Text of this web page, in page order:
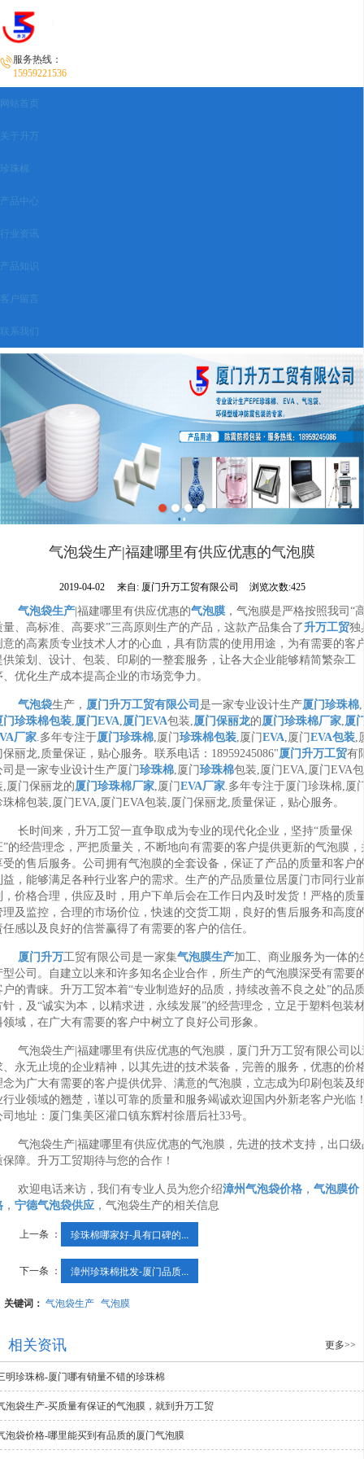
服务热线：
15959221536
网站首页
关于升万
珍珠棉
产品中心
行业资讯
产品知识
客户留言
联系我们
气泡袋生产|福建哪里有供应优惠的气泡膜
2019-04-02 来自: 厦门升万工贸有限公司 浏览次数:425
气泡袋生产|福建哪里有供应优惠的气泡膜，气泡膜是严格按照我司“
量、高标准、高要求”三高原则生产的产品，这款产品集合了升万工贸独
意的高素质专业技术人才的心血，具有防震的使用用途，为有需要的客
供策划、设计、包装、印刷的一整套服务，让各大企业能够精简繁杂工
、优化生产成本提高企业的市场竞争力。
气泡袋生产， 厦门升万工贸有限公司 是一家专业设计生产厦门珍珠棉,
门珍珠棉包装,厦门EVA,厦门EVA包装,厦门保丽龙的厦门珍珠棉厂家,厦
厂家.多年专注于厦门珍珠棉,厦门珍珠棉包装,厦门EVA,厦门EVA包装,
保丽龙,质量保证，贴心服务。联系电话：18959245086"厦门升万工贸有
司是一家专业设计生产厦门珍珠棉,厦门珍珠棉包装,厦门EVA,厦门EVA包
,厦门保丽龙的厦门珍珠棉厂家,厦门EVA厂家.多年专注于厦门珍珠棉,厦
珠棉包装,厦门EVA,厦门EVA包装,厦门保丽龙,质量保证，贴心服务。
长时间来，升万工贸一直争取成为专业的现代化企业，坚持“质量保
”的经营理念，严把质量关，不断地向有需要的客户提供更新的气泡膜，
受的售后服务。公司拥有气泡膜的全套设备，保证了产品的质量和客户
益，能够满足各种行业客户的需求。生产的产品质量位居厦门市同行业
，价格合理，供应及时，用户下单后会在工作日内及时发货！严格的质
理及监控，合理的市场价位，快速的交货工期，良好的售后服务和高度
任感以及良好的信誉赢得了有需要的客户的信任。
厦门升万工贸有限公司是一家集气泡膜生产加工、商业服务为一体的
型公司。自建立以来和许多知名企业合作，所生产的气泡膜深受有需要
户的青睐。升万工贸本着“专业制造好的品质，持续改善不良之处”的品
针，及“诚实为本，以精求进，永续发展”的经营理念，立足于塑料包装
领域，在广大有需要的客户中树立了良好公司形象。
气泡袋生产|福建哪里有供应优惠的气泡膜，厦门升万工贸有限公司以
、永无止境的企业精神，以其先进的技术装备，完善的服务，优惠的价
念为广大有需要的客户提供优异、满意的气泡膜，立志成为印刷包装及
行业领域的翘楚，谨以可靠的质量和服务竭诚欢迎国内外新老客户光临
司地址：厦门集美区灌口镇东辉村徐厝后社33号。
气泡袋生产|福建哪里有供应优惠的气泡膜，先进的技术支持，出口级
保障。升万工贸期待与您的合作！
欢迎电话来访，我们有专业人员为您介绍漳州气泡袋价格， 气泡膜价
， 宁德气泡袋供应，气泡袋生产的相关信息
上一条 ： 珍珠棉哪家好-具有口碑的...
下一条 ： 漳州珍珠棉批发-厦门品质...
关键词： 气泡袋生产 气泡膜
相关资讯 更多>>
明珍珠棉-厦门哪有销量不错的珍珠棉
泡袋生产-买质量有保证的气泡膜，就到升万工贸
泡袋价格-哪里能买到有品质的厦门气泡膜